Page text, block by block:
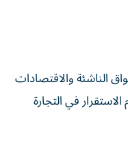
الناشئة والاقتصادات
في التجارة